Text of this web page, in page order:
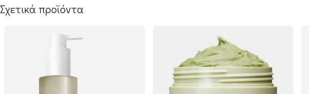
Σχετικά προϊόντα